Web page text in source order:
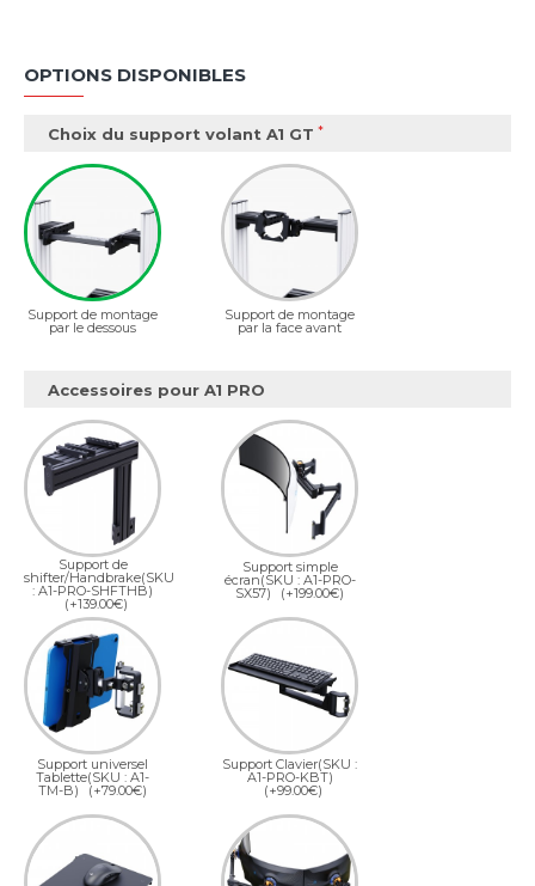
OPTIONS DISPONIBLES
Choix du support volant A1 GT
Support de montage
par le dessous
Support de montage
par la face avant
Accessoires pour A1 PRO
Support de
shifter/Handbrake(SKU
: A1-PRO-SHFTHB)
(+139.00€)
Support simple
écran(SKU : A1-PRO-
SX57) (+199.00€)
Support universel
Tablette(SKU : A1-
TM-B) (+79.00€)
Support Clavier(SKU :
A1-PRO-KBT)
(+99.00€)